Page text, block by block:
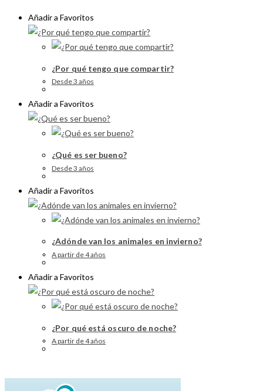
Añadir a Favoritos
¿Por qué tengo que compartir?
Desde 3 años
Añadir a Favoritos
¿Qué es ser bueno?
Desde 3 años
Añadir a Favoritos
¿Adónde van los animales en invierno?
A partir de 4 años
Añadir a Favoritos
¿Por qué está oscuro de noche?
A partir de 4 años